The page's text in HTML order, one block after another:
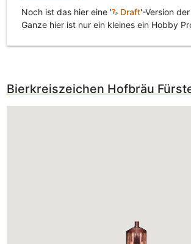
Noch ist das hier eine ' Draft'-Version
Ganze hier ist nur ein kleines ein Hobby
Bierkreiszeichen Hofbräu